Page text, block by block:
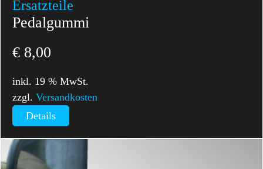
Ersatzteile
Pedalgummi
€ 8,00
inkl. 19 % MwSt.
zzgl.Versandkosten
Details